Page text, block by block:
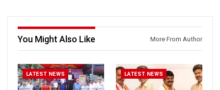
You Might Also Like More From Author
LATEST NEWS LATEST NEWS